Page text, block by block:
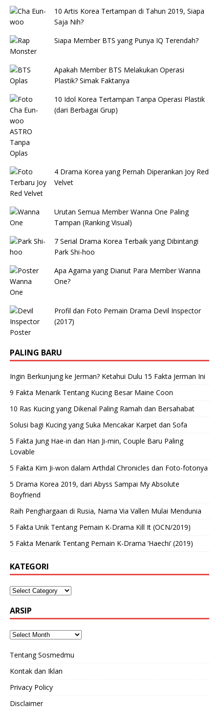
10 Artis Korea Tertampan di Tahun 2019, Siapa
Saja Nih?
Siapa Member BTS yang Punya IQ Terendah?
Apakah Member BTS Melakukan Operasi
Plastik? Simak Faktanya
10 Idol Korea Tertampan Tanpa Operasi Plastik
(dari Berbagai Grup)
4 Drama Korea yang Pernah Diperankan Joy Red
Velvet
Urutan Semua Member Wanna One Paling
Tampan (Ranking Visual)
7 Serial Drama Korea Terbaik yang Dibintangi
Park Shi-hoo
Apa Agama yang Dianut Para Member Wanna
One?
Profil dan Foto Pemain Drama Devil Inspector
(2017)
PALING BARU
Ingin Berkunjung ke Jerman? Ketahui Dulu 15 Fakta Jerman Ini
9 Fakta Menarik Tentang Kucing Besar Maine Coon
10 Ras Kucing yang Dikenal Paling Ramah dan Bersahabat
Solusi bagi Kucing yang Suka Mencakar Karpet dan Sofa
5 Fakta Jung Hae-in dan Han Ji-min, Couple Baru Paling
Lovable
5 Fakta Kim Ji-won dalam Arthdal Chronicles dan Foto-fotonya
5 Drama Korea 2019, dari Abyss Sampai My Absolute
Boyfriend
Raih Penghargaan di Rusia, Nama Via Vallen Mulai Mendunia
5 Fakta Unik Tentang Pemain K-Drama Kill It (OCN/2019)
5 Fakta Menarik Tentang Pemain K-Drama ‘Haechi’ (2019)
KATEGORI
ARSIP
Tentang Sosmedmu
Kontak dan Iklan
Privacy Policy
Disclaimer